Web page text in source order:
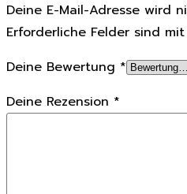
Deine E-Mail-Adresse wird
Erforderliche Felder sind mit
Deine Bewertung *
Deine Rezension *